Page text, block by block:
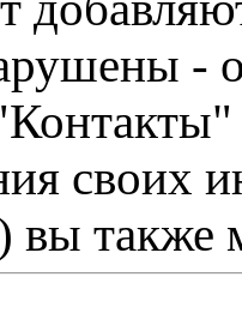
-
своих
вы также